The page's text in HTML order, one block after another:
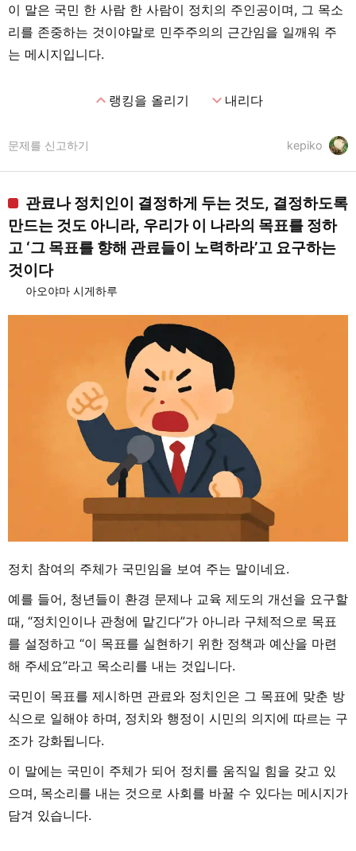
이 말은 국민 한 사람 한 사람이 정치의 주인공이며, 그 목소
리를 존중하는 것이야말로 민주주의의 근간임을 일깨워 주
는 메시지입니다.
expand_less랭킹을 올리기 expand_more내리다
kepiko
문제를 신고하기
관료나 정치인이 결정하게 두는 것도, 결정하도록
만드는 것도 아니라, 우리가 이 나라의 목표를 정하
고 ‘그 목표를 향해 관료들이 노력하라’고 요구하는
것이다
아오야마 시게하루
정치 참여의 주체가 국민임을 보여 주는 말이네요.
예를 들어, 청년들이 환경 문제나 교육 제도의 개선을 요구할
때, “정치인이나 관청에 맡긴다”가 아니라 구체적으로 목표
를 설정하고 “이 목표를 실현하기 위한 정책과 예산을 마련
해 주세요”라고 목소리를 내는 것입니다.
국민이 목표를 제시하면 관료와 정치인은 그 목표에 맞춘 방
식으로 일해야 하며, 정치와 행정이 시민의 의지에 따르는 구
조가 강화됩니다.
이 말에는 국민이 주체가 되어 정치를 움직일 힘을 갖고 있
으며, 목소리를 내는 것으로 사회를 바꿀 수 있다는 메시지가
담겨 있습니다.